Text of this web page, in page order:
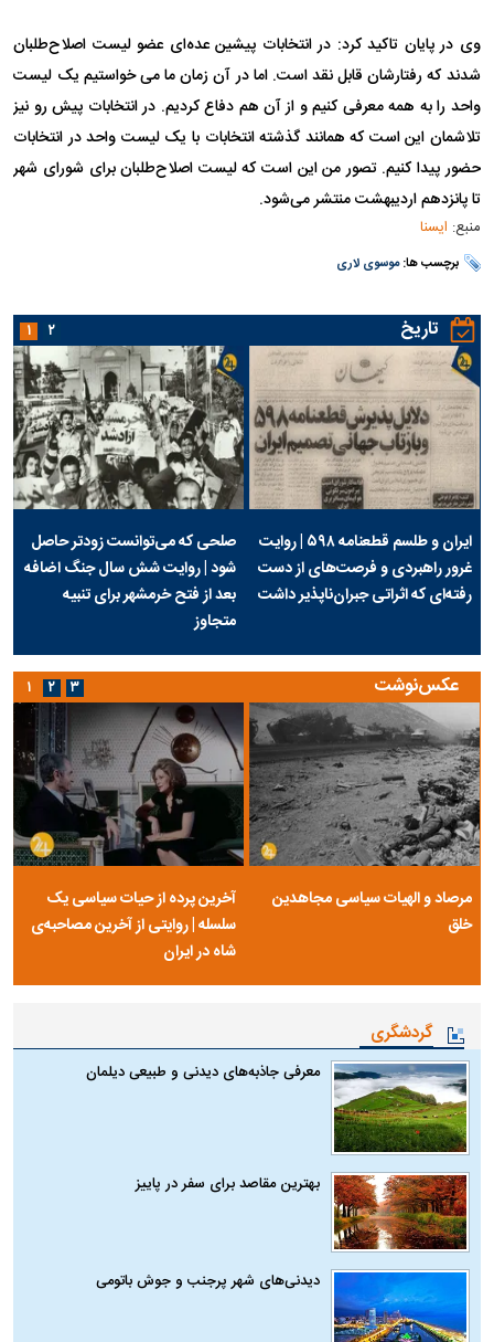
وی در پایان تاکید کرد:‌ در انتخابات پیشین عده‌ای عضو لیست اصلاح‌طلبان
شدند که رفتارشان قابل نقد است. اما در آن زمان ما می خواستیم یک لیست
واحد را به همه معرفی کنیم و از آن هم دفاع کردیم. در انتخابات پیش رو نیز
تلاشمان این است که همانند گذشته انتخابات با یک لیست واحد در انتخابات
حضور پیدا کنیم. تصور من این است که لیست اصلاح‌طلبان برای شورای شهر
تا پانزدهم اردیبهشت منتشر می‌شود.
منبع: ایسنا
برچسب ها:موسوی لاری
تاریخ
ایران و طلسم قطعنامه ۵۹۸ | روایت
غرور راهبردی و فرصت‌های از دست
رفته‌ای که اثراتی جبران‌ناپذیر داشت
صلحی که می‌توانست زودتر حاصل
شود | روایت شش سال جنگ اضافه
بعد از فتح خرمشهر برای تنبیه
متجاوز
۱ ۲
عکس‌نوشت
مرصاد و الهیات سیاسی مجاهدین
خلق
آخرین پرده از حیات سیاسی یک
سلسله | روایتی از آخرین مصاحبه‌ی
شاه در ایران
۱ ۲ ۳
گردشگری
معرفی جاذبه‌های دیدنی و طبیعی دیلمان
بهترین مقاصد برای سفر در پاییز
دیدنی‌های شهر پرجنب و جوش باتومی